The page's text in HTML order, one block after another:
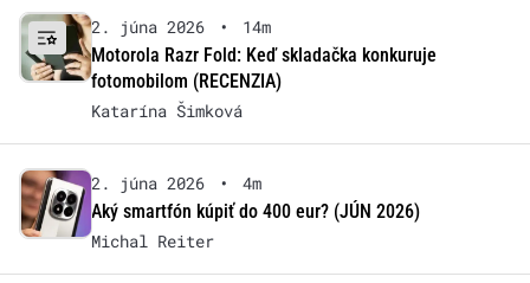
2. júna 2026 •
14m
Motorola Razr Fold: Keď skladačka konkuruje
fotomobilom (RECENZIA)
Katarína Šimková
2. júna 2026 •
4m
Aký smartfón kúpiť do 400 eur? (JÚN 2026)
Michal Reiter